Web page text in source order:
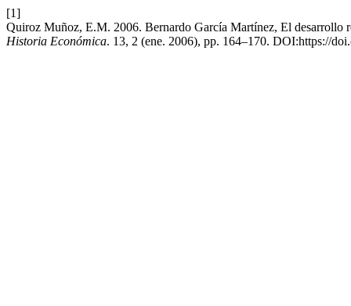
[1]
Quiroz Muñoz, E.M. 2006. Bernardo García Martínez, El
Historia Económica. 13, 2 (ene. 2006), pp. 164–170. DOI:https://